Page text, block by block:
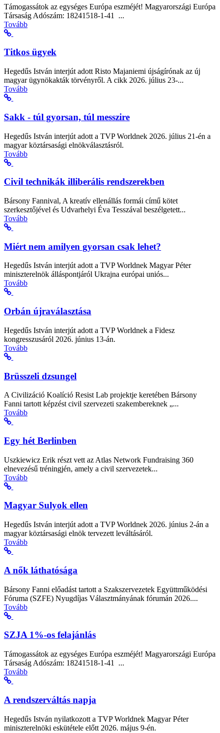
Támogassátok az egységes Európa eszméjét! Magyarországi Európa
Társaság Adószám: 18241518-1-41 ...
Tovább
Titkos ügyek
Hegedűs István interjút adott Risto Majaniemi újságírónak az új
magyar ügynökakták törvényről. A cikk 2026. július 23-...
Tovább
Sakk - túl gyorsan, túl messzire
Hegedűs István interjút adott a TVP Worldnek 2026. július 21-én a
magyar köztársasági elnökválasztásról.
Tovább
Civil technikák illiberális rendszerekben
Bársony Fannival, A kreatív ellenállás formái című kötet
szerkesztőjével és Udvarhelyi Éva Tesszával beszélgetett...
Tovább
Miért nem amilyen gyorsan csak lehet?
Hegedűs István interjút adott a TVP Worldnek Magyar Péter
miniszterelnök álláspontjáról Ukrajna európai uniós...
Tovább
Orbán újraválasztása
Hegedűs István interjút adott a TVP Worldnek a Fidesz
kongresszusáról 2026. június 13-án.
Tovább
Brüsszeli dzsungel
A Civilizáció Koalíció Resist Lab projektje keretében Bársony
Fanni tartott képzést civil szervezeti szakembereknek „...
Tovább
Egy hét Berlinben
Uszkiewicz Erik részt vett az Atlas Network Fundraising 360
elnevezésű tréningjén, amely a civil szervezetek...
Tovább
Magyar Sulyok ellen
Hegedűs István interjút adott a TVP Worldnek 2026. június 2-án a
magyar köztársasági elnök tervezett leváltásáról.
Tovább
A nők láthatósága
Bársony Fanni előadást tartott a Szakszervezetek Együttműködési
Fóruma (SZFE) Nyugdíjas Választmányának fórumán 2026....
Tovább
SZJA 1%-os felajánlás
Támogassátok az egységes Európa eszméjét! Magyarországi Európa
Társaság Adószám: 18241518-1-41 ...
Tovább
A rendszerváltás napja
Hegedűs István nyilatkozott a TVP Worldnek Magyar Péter
miniszterelnöki eskütétele előtt 2026. május 9-én.